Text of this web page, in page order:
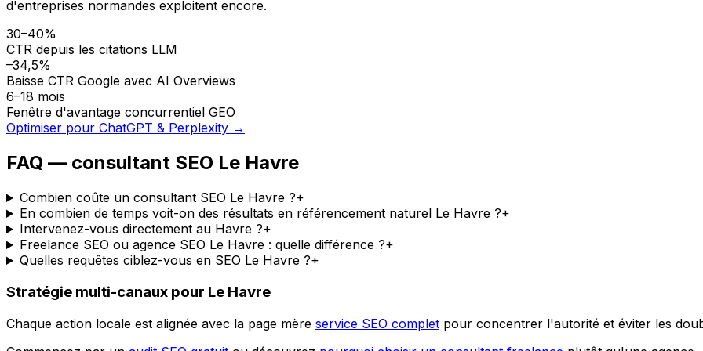
d'entreprises normandes exploitent encore.
30–40%
CTR depuis les citations LLM
–34,5%
Baisse CTR Google avec AI Overviews
6–18 mois
Fenêtre d'avantage concurrentiel GEO
Optimiser pour ChatGPT & Perplexity →
FAQ — consultant SEO Le Havre
Combien coûte un consultant SEO Le Havre ?+
En combien de temps voit-on des résultats en référencement naturel Le Havre ?+
Intervenez-vous directement au Havre ?+
Freelance SEO ou agence SEO Le Havre : quelle différence ?+
Quelles requêtes ciblez-vous en SEO Le Havre ?+
Stratégie multi-canaux pour Le Havre
Chaque action locale est alignée avec la page mère service SEO complet pour concentrer l'autorité et éviter les